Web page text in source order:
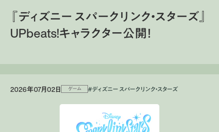
『ディズニー スパークリンク・スターズ』
UPbeats!キャラクター公開！
2026年07月02日 ゲーム #ディズニー スパークリンク・スターズ